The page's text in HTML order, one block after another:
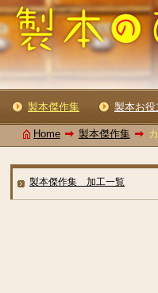
Home 製本傑作集
製本傑作集 加工一覧
製本傑作集 製本お